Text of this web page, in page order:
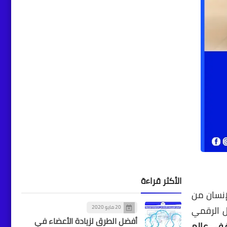
من
الرقمي
الأكثر قراءة
20 مايو 2020
أفضل الطرق لزيادة الأعضاء في
والتفتيش على المحلات
والمطاعم